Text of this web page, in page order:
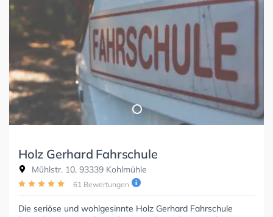
Holz Gerhard Fahrschule
Mühlstr. 10, 93339 Kohlmühle
61 Bewertungen
Die seriöse und wohlgesinnte Holz Gerhard Fahrschule